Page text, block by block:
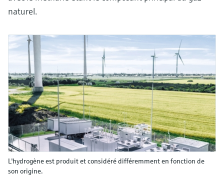
naturel.
L'hydrogène est produit et considéré différemment en fonction de
son origine.